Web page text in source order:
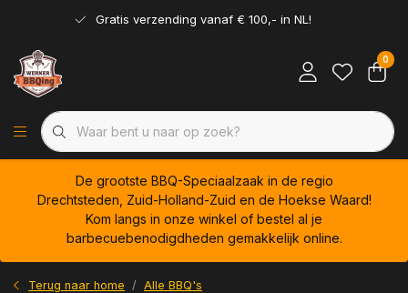
Gratis verzending vanaf € 100,- in NL!
0
De grootste BBQ-Speciaalzaak in de regio
Drechtsteden, Zuid-Holland-Zuid en de Hoekse Waard!
Kom langs in onze winkel of bestel al je
barbecuebenodigdheden gemakkelijk online.
Terug naar home
Alle BBQ's